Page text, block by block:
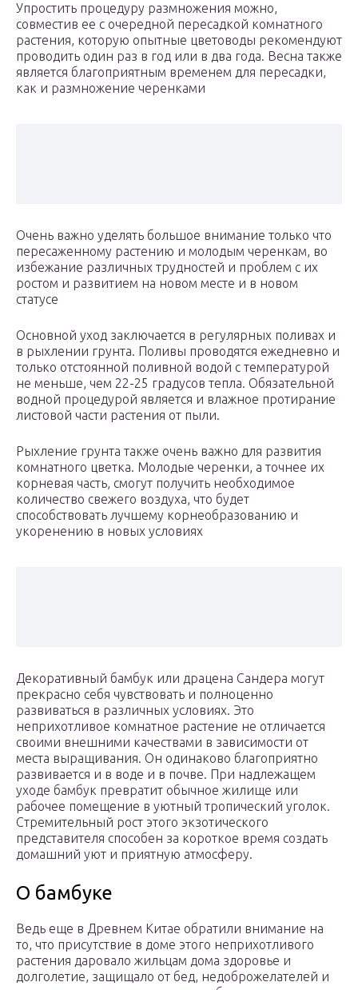
Упростить процедуру размножения можно,
совместив ее с очередной пересадкой комнатного
растения, которую опытные цветоводы рекомендуют
проводить один раз в год или в два года. Весна также
является благоприятным временем для пересадки,
как и размножение черенками
Очень важно уделять большое внимание только что
пересаженному растению и молодым черенкам, во
избежание различных трудностей и проблем с их
ростом и развитием на новом месте и в новом
статусе
Основной уход заключается в регулярных поливах и
в рыхлении грунта. Поливы проводятся ежедневно и
только отстоянной поливной водой с температурой
не меньше, чем 22-25 градусов тепла. Обязательной
водной процедурой является и влажное протирание
листовой части растения от пыли.
Рыхление грунта также очень важно для развития
комнатного цветка. Молодые черенки, а точнее их
корневая часть, смогут получить необходимое
количество свежего воздуха, что будет
способствовать лучшему корнеобразованию и
укоренению в новых условиях
Декоративный бамбук или драцена Сандера могут
прекрасно себя чувствовать и полноценно
развиваться в различных условиях. Это
неприхотливое комнатное растение не отличается
своими внешними качествами в зависимости от
места выращивания. Он одинаково благоприятно
развивается и в воде и в почве. При надлежащем
уходе бамбук превратит обычное жилище или
рабочее помещение в уютный тропический уголок.
Стремительный рост этого экзотического
представителя способен за короткое время создать
домашний уют и приятную атмосферу.
О бамбуке
Ведь еще в Древнем Китае обратили внимание на
то, что присутствие в доме этого неприхотливого
растения даровало жильцам дома здоровье и
долголетие, защищало от бед, недоброжелателей и